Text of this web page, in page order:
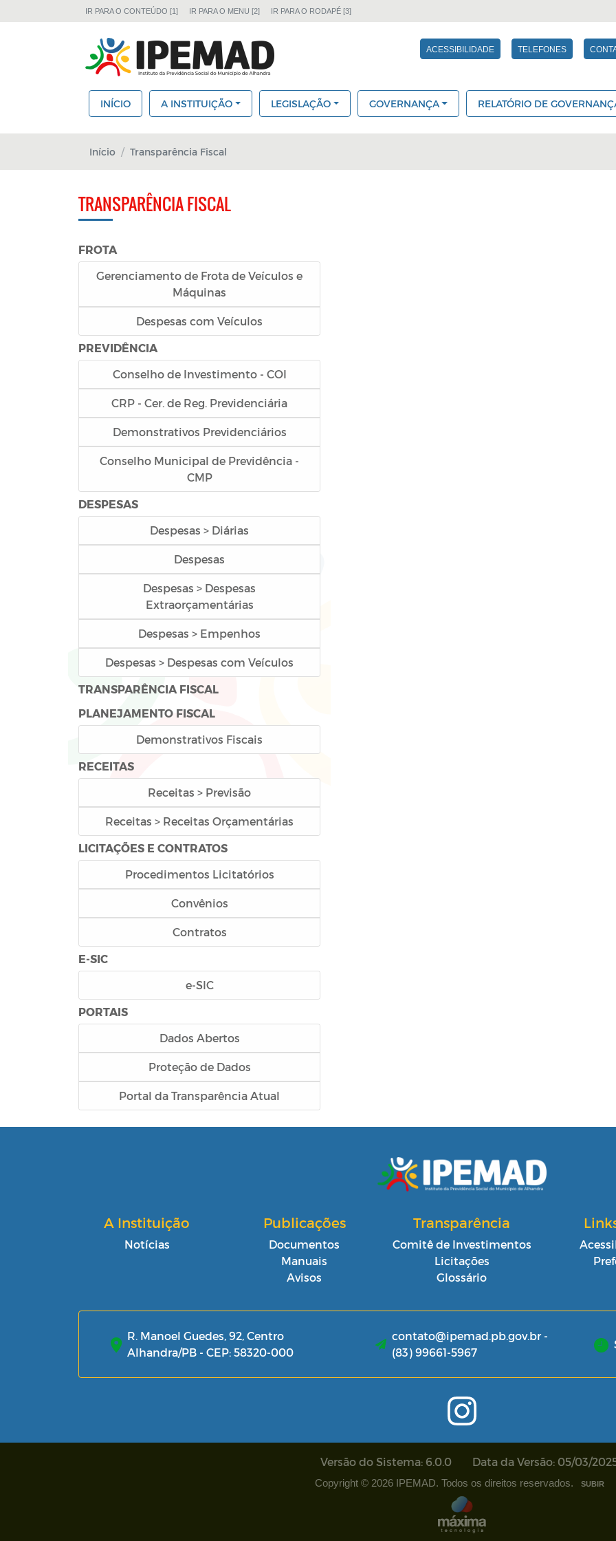
IR PARA O CONTEÚDO [1] IR PARA O MENU [2] IR PARA O RODAPÉ [3]
ACESSIBILIDADE TELEFONES
INÍCIO A INSTITUIÇÃO LEGISLAÇÃO GOVERNANÇA RELATÓRIO DE
Início Transparência Fiscal
TRANSPARÊNCIA FISCAL
FROTA
Gerenciamento de Frota de Veículos e
Máquinas
Despesas com Veículos
PREVIDÊNCIA
Conselho de Investimento - COI
CRP - Cer. de Reg. Previdenciária
Demonstrativos Previdenciários
Conselho Municipal de Previdência -
CMP
DESPESAS
Despesas > Diárias
Despesas
Despesas > Despesas
Extraorçamentárias
Despesas > Empenhos
Despesas > Despesas com Veículos
TRANSPARÊNCIA FISCAL
PLANEJAMENTO FISCAL
Demonstrativos Fiscais
RECEITAS
Receitas > Previsão
Receitas > Receitas Orçamentárias
LICITAÇÕES E CONTRATOS
Procedimentos Licitatórios
Convênios
Contratos
E-SIC
e-SIC
PORTAIS
Dados Abertos
Proteção de Dados
Portal da Transparência Atual
A Instituição
Notícias
Publicações
Documentos
Manuais
Avisos
Transparência
Comitê de Investimentos
Licitações
Glossário
R. Manoel Guedes, 92, Centro
Alhandra/PB - CEP: 58320-000
contato@ipemad.pb.gov.br -
(83) 99661-5967
Versão do Sistema: 6.0.0 Data da Versão: 05/03/
Copyright © 2026 IPEMAD. Todos os direitos reservados. SUBIR